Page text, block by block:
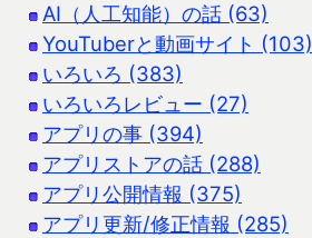
AI（人工知能）の話 (63)
YouTuberと動画サイト (103)
いろいろ (383)
いろいろレビュー (27)
アプリの事 (394)
アプリストアの話 (288)
アプリ公開情報 (375)
アプリ更新/修正情報 (285)